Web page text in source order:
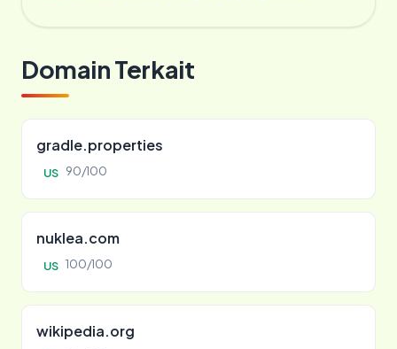
Domain Terkait
gradle.properties
US 90/100
nuklea.com
US 100/100
wikipedia.org